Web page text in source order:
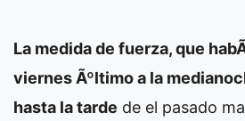
La medida de fuerza, que
viernes Ãºltimo a la
hasta la tarde de el pasado